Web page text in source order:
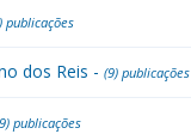
publicações
dos Reis - (9) publicações
publicações